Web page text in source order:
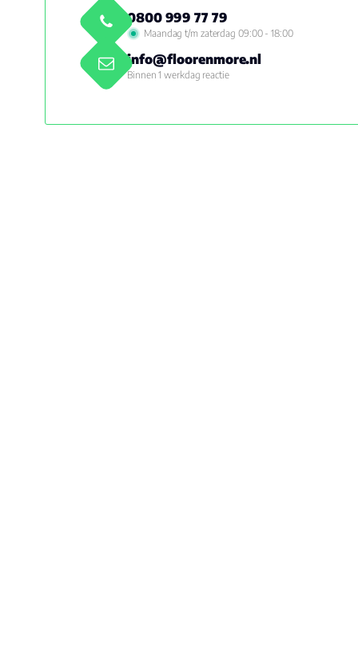
0800 999 77 79
Maandag t/m zaterdag 09:00 - 18:00
info@floorenmore.nl
Binnen 1 werkdag reactie